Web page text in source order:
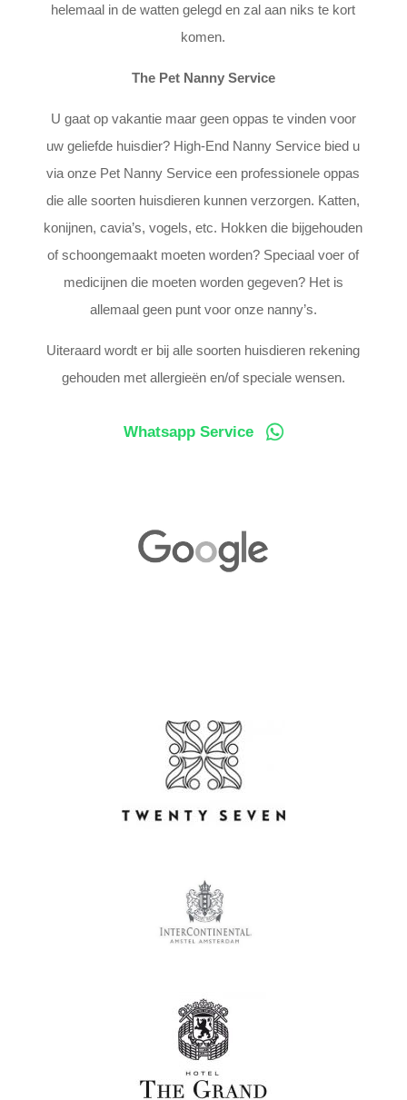
helemaal in de watten gelegd en zal aan niks te kort
komen.
The Pet Nanny Service
U gaat op vakantie maar geen oppas te vinden voor
uw geliefde huisdier? High-End Nanny Service bied u
via onze Pet Nanny Service een professionele oppas
die alle soorten huisdieren kunnen verzorgen. Katten,
konijnen, cavia’s, vogels, etc. Hokken die bijgehouden
of schoongemaakt moeten worden? Speciaal voer of
medicijnen die moeten worden gegeven? Het is
allemaal geen punt voor onze nanny’s.
Uiteraard wordt er bij alle soorten huisdieren rekening
gehouden met allergieën en/of speciale wensen.
Whatsapp Service